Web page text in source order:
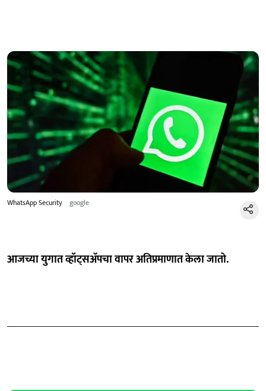
WhatsApp Security google
आजच्या युगात व्हॉट्सअ‍ॅपचा वापर अतिप्रमाणात केला जातो.